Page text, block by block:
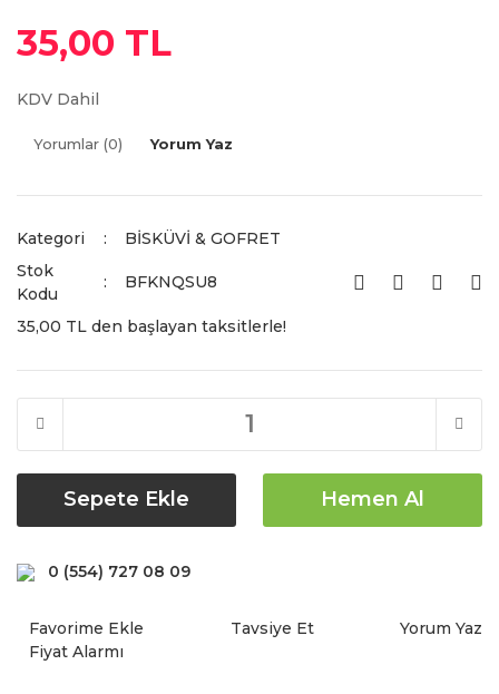
35,00 TL
KDV Dahil
Yorumlar (0) Yorum Yaz
Kategori
BİSKÜVİ & GOFRET
Stok
Kodu
BFKNQSU8
35,00 TL den başlayan taksitlerle!
Sepete Ekle Hemen Al
0 (554) 727 08 09
Tavsiye Et
Yorum Yaz
Fiyat Alarmı